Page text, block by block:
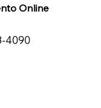
Online
4090